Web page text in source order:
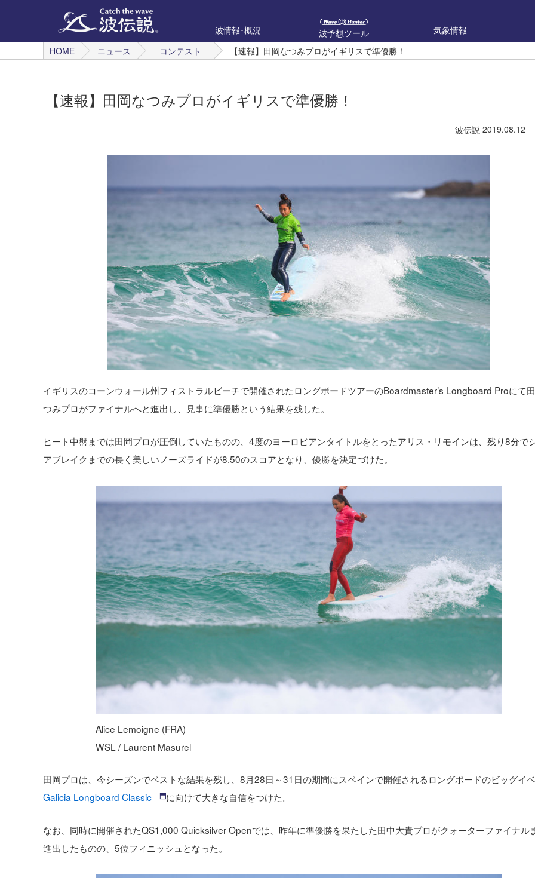
波情報･概況 波予想ツール
気象情報
HOME
ニュース コンテスト 【速報】田岡なつみプロがイギリスで準優勝！
【速報】田岡なつみプロがイギリスで準優勝！
波伝説 2019.08.12
イギリスのコーンウォール州フィストラルビーチで開催されたロングボードツアーのBoardmaster’s Longboard Proにて
つみプロがファイナルへと進出し、見事に準優勝という結果を残した。
ヒート中盤までは田岡プロが圧倒していたものの、4度のヨーロピアンタイトルをとったアリス・リモインは、残り8分で
アブレイクまでの長く美しいノーズライドが8.50のスコアとなり、優勝を決定づけた。
Alice Lemoigne (FRA)
WSL / Laurent Masurel
田岡プロは、今シーズンでベストな結果を残し、8月28日～31日の期間にスペインで開催されるロングボードのビッグイ
Galicia Longboard Classic
に向けて大きな自信をつけた。
なお、同時に開催されたQS1,000 Quicksilver Openでは、昨年に準優勝を果たした田中大貴プロがクォーターファイナル
進出したものの、5位フィニッシュとなった。